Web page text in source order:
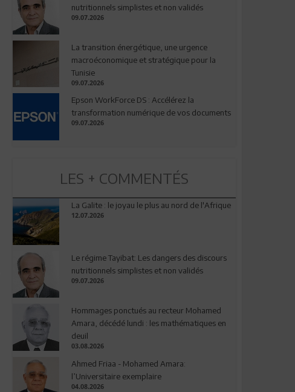
nutritionnels simplistes et non validés
09.07.2026
La transition énergétique, une urgence
macroéconomique et stratégique pour la
Tunisie
09.07.2026
Epson WorkForce DS : Accélérez la
transformation numérique de vos documents
09.07.2026
LES + COMMENTÉS
La Galite : le joyau le plus au nord de l'Afrique
12.07.2026
Le régime Tayibat: Les dangers des discours
nutritionnels simplistes et non validés
09.07.2026
Hommages ponctués au recteur Mohamed
Amara, décédé lundi : les mathématiques en
deuil
03.08.2026
Ahmed Friaa - Mohamed Amara:
l’Universitaire exemplaire
04.08.2026